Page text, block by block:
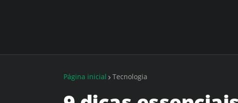
Página inicial Tecnologia